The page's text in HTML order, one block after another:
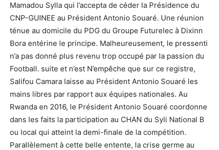
Mamadou Sylla qui l’accepta de céder la Présidence du
CNP-GUINEE au Président Antonio Souaré. Une réunion
ténue au domicile du PDG du Groupe Futurelec à Dixinn
Bora entérine le principe. Malheureusement, le pressenti
n’a pas donné plus revenu trop occupé par la passion du
Football. suite et n’est N’empêche que sur ce registre,
Salifou Camara laisse au Président Antonio Souaré les
mains libres par rapport aux équipes nationales. Au
Rwanda en 2016, le Président Antonio Souaré coordonne
dans les faits la participation au CHAN du Syli National B
ou local qui atteint la demi-finale de la compétition.
Parallèlement à cette belle entente, la crise germe au